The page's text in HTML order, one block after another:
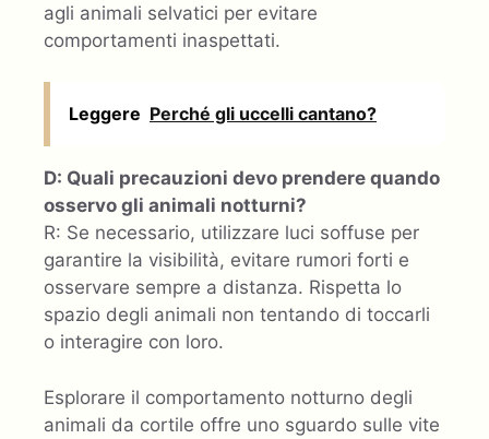
agli animali selvatici per evitare
comportamenti inaspettati.
Leggere Perché gli uccelli cantano?
D: Quali precauzioni devo prendere quando
osservo gli animali notturni?
R: Se necessario, utilizzare luci soffuse per
garantire la visibilità, evitare rumori forti e
osservare sempre a distanza. Rispetta lo
spazio degli animali non tentando di toccarli
o interagire con loro.
Esplorare il comportamento notturno degli
animali da cortile offre uno sguardo sulle vite